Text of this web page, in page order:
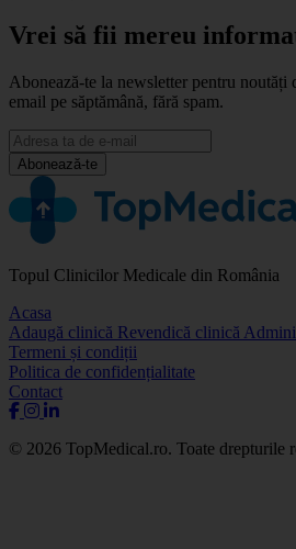
Vrei să fii mereu
Abonează-te la newsletter pentru
email pe săptămână, fără spam.
Abonează-te
Topul Clinicilor Medicale din România
Acasa
Adaugă clinică Revendică clinică
Termeni și condiții
Politica de confidențialitate
Contact
© 2026 TopMedical.ro. Toate drepturile